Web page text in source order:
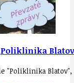
"Poliklinika